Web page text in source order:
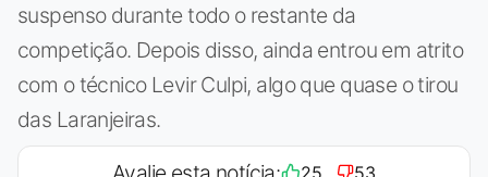
suspenso durante todo o restante da
competição. Depois disso, ainda entrou em atrito
com o técnico Levir Culpi, algo que quase o tirou
das Laranjeiras.
25 53